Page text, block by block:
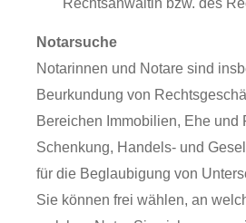
Rechtsanwältin bzw. des
Notarsuche
Notarinnen und Notare sind
Beurkundung von
Bereichen Immobilien, Ehe und
Schenkung, Handels- und
für die Beglaubigung von
Sie können frei wählen, an